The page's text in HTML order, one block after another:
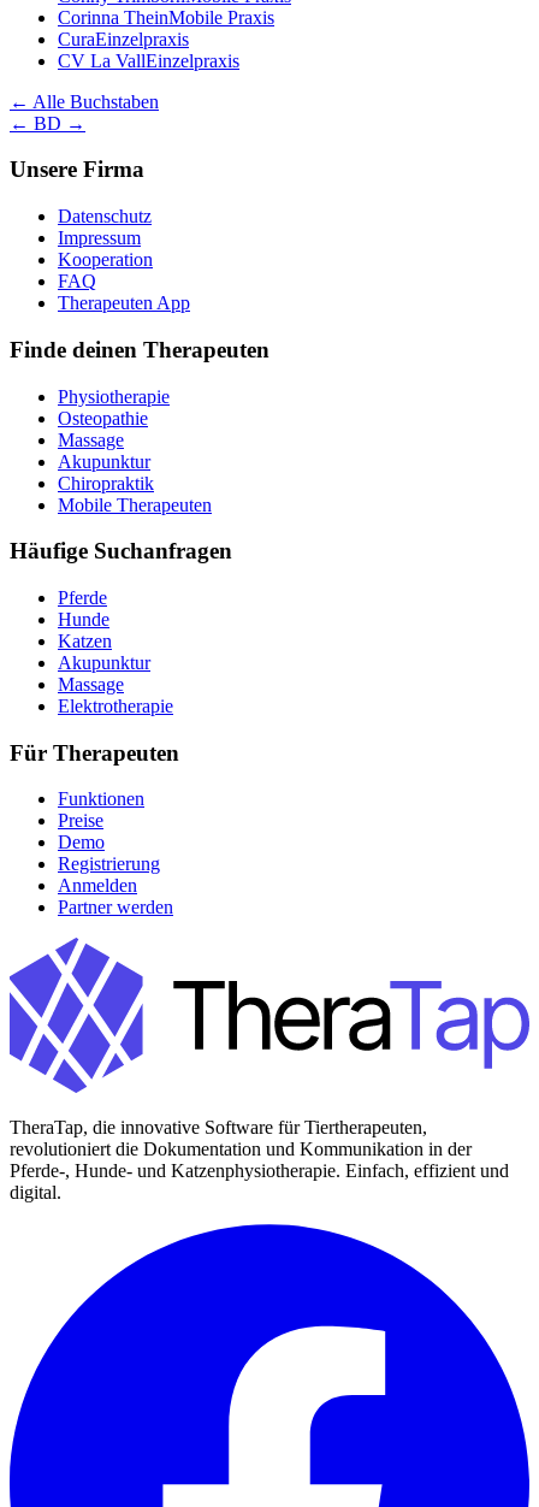
Corinna TheinMobile Praxis
CuraEinzelpraxis
CV La VallEinzelpraxis
← Alle Buchstaben
← BD →
Unsere Firma
Datenschutz
Impressum
Kooperation
FAQ
Therapeuten App
Finde deinen Therapeuten
Physiotherapie
Osteopathie
Massage
Akupunktur
Chiropraktik
Mobile Therapeuten
Häufige Suchanfragen
Pferde
Hunde
Katzen
Akupunktur
Massage
Elektrotherapie
Für Therapeuten
Funktionen
Preise
Demo
Registrierung
Anmelden
Partner werden
TheraTap, die innovative Software für Tiertherapeuten,
revolutioniert die Dokumentation und Kommunikation in der
Pferde-, Hunde- und Katzenphysiotherapie. Einfach, effizient und
digital.